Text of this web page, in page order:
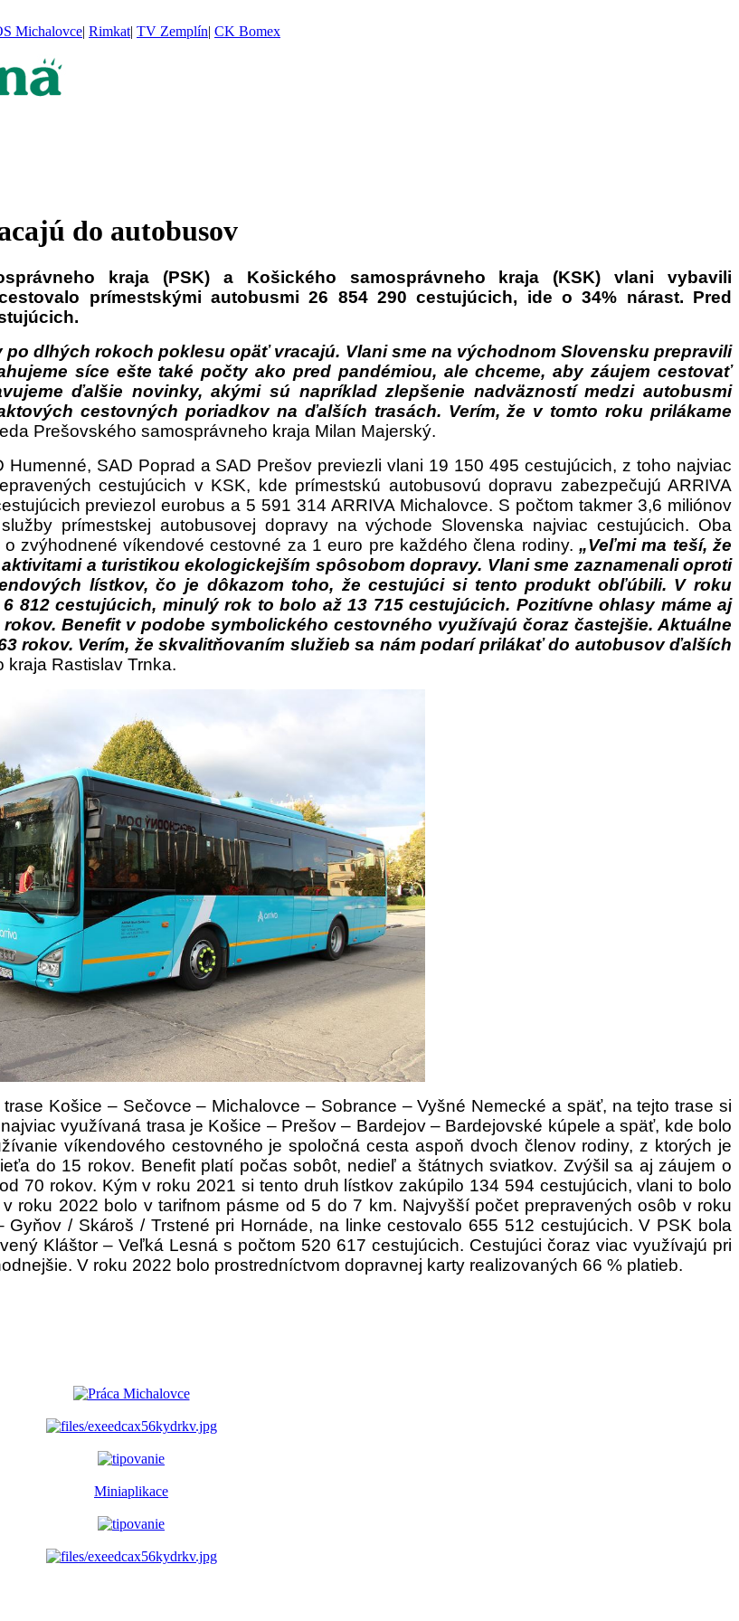
Michalovce| Rimkat| TV Zemplín| CK Bomex
do autobusov
kraja (PSK) a Košického samosprávneho kraja (KSK) vlani vybavili
prímestskými autobusmi 26 854 290 cestujúcich, ide o 34% nárast. Pred
dlhých rokoch poklesu opäť vracajú. Vlani sme na východnom Slovensku prepravili
síce ešte také počty ako pred pandémiou, ale chceme, aby záujem cestovať
ďalšie novinky, akými sú napríklad zlepšenie nadväzností medzi autobusmi
cestovných poriadkov na ďalších trasách. Verím, že v tomto roku prilákame
Prešovského samosprávneho kraja Milan Majerský.
SAD Poprad a SAD Prešov previezli vlani 19 150 495 cestujúcich, z toho najviac
cestujúcich v KSK, kde prímestskú autobusovú dopravu zabezpečujú ARRIVA
previezol eurobus a 5 591 314 ARRIVA Michalovce. S počtom takmer 3,6 miliónov
prímestskej autobusovej dopravy na východe Slovenska najviac cestujúcich. Oba
zvýhodnené víkendové cestovné za 1 euro pre každého člena rodiny.„Veľmi ma teší, že
a turistikou ekologickejším spôsobom dopravy. Vlani sme zaznamenali oproti
lístkov, čo je dôkazom toho, že cestujúci si tento produkt obľúbili. V roku
812 cestujúcich, minulý rok to bolo až 13 715 cestujúcich. Pozitívne ohlasy máme aj
Benefit v podobe symbolického cestovného využívajú čoraz častejšie. Aktuálne
rokov. Verím, že skvalitňovaním služieb sa nám podarí prilákať do autobusov ďalších
Rastislav Trnka.
Košice – Sečovce – Michalovce – Sobrance – Vyšné Nemecké a späť, na tejto trase si
využívaná trasa je Košice – Prešov – Bardejov – Bardejovské kúpele a späť, kde bolo
víkendového cestovného je spoločná cesta aspoň dvoch členov rodiny, z ktorých je
do 15 rokov. Benefit platí počas sobôt, nedieľ a štátnych sviatkov. Zvýšil sa aj záujem o
70 rokov. Kým v roku 2021 si tento druh lístkov zakúpilo 134 594 cestujúcich, vlani to bolo
roku 2022 bolo v tarifnom pásme od 5 do 7 km. Najvyšší počet prepravených osôb v roku
/ Skároš / Trstené pri Hornáde, na linke cestovalo 655 512 cestujúcich. V PSK bola
Kláštor – Veľká Lesná s počtom 520 617 cestujúcich. Cestujúci čoraz viac využívajú pri
V roku 2022 bolo prostredníctvom dopravnej karty realizovaných 66 % platieb.
Miniaplikace